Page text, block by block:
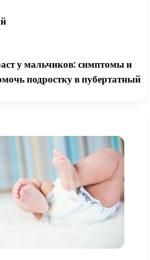
у мальчиков: симптомы и
подростку в пубертатный